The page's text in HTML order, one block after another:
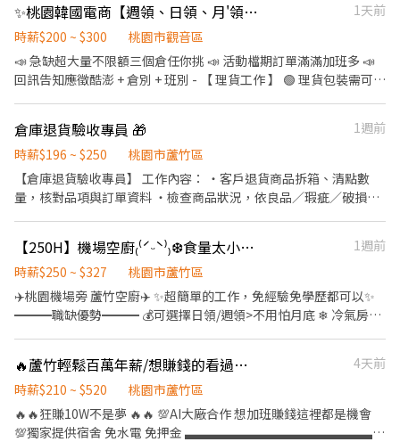
津貼加碼250~600💸 🕒 上班時段 ▪ 早班：08:00 - 17:00｜時薪
$210 ▪ 晚班：18:00 - 03:00｜時薪 $240 地址: 桃1📍桃園市大園區
建國路 桃3📍桃園市大園區中山南路 桃4📍桃園市觀音區玉林路一段
桃5📍桃園市觀音區寶倉街 桃6📍桃園市大園區航翔路 RC8📍桃園市
楊梅區環東路 桃9📍桃園市大園區建國路 桃17📍桃園市大園區開和
路 ━━━━━━━━━━━━━━━━━━━━━ ❤️𝑳𝒊𝒏𝒆 𝑰𝑫：
【@317tpzqd】明熙-Blue專員 加入後請留下您的姓名+電話+職缺
⭕️免費諮詢 ❌無收取仲介費
練） 📅 休假制度 排休制，每月 8–10 天 🎁 工作福利 1.免費供餐 2.
廠區配備大電風扇，環境不悶熱 3.多條免費交通車路線，通勤免煩
惱 📲 應徵方式 加 官方ID ➜ @446nvivi ☎ 聯絡人：艾瑞克 0968-
932-939 📩 報名格式：【姓名＋電話＋職缺截圖】
✨桃園韓國電商【週領、日領、月'領、現金、匯款】【假日班皆有】交通車🩷
1天前
時薪$200 ~ $300
桃園市觀音區
📣 急缺超大量不限額三個倉任你挑 📣 活動檔期訂單滿滿加班多 📣
回訊告知應徵酷澎 + 倉別 + 班別 - 【 理貨工作 】 🟢 理貨包裝需可接
https://reurl.cc/rErN4Z ) 🟢【 臨時工 】任何倉都沒有提供交通車
服務 - 【 上班地點 】 🔔 桃園 1 倉 : 大園建國路 (5F) ( 周休、假日早
班 ) 🔔 桃園 3 倉 : 大園中山南路 ( 假日班 ) 🔔 桃園 4 倉 : 觀音區玉林
路 🔔 桃園 5 倉：觀音寶倉街 ( 可周休、假日班 ) 🔔 桃園 6 倉：大園
倉樓下) 🔔 桃園 17 倉：大園區開和路 ( 限排休 ) 🔔 桃園 RC8：楊梅
區環東路 (4'F) ( 後面有寫缺長派才有缺，沒標註的都是無缺額 ) - ((
堆高機需有證照及回訓證明 )) - 【 休假方式 】 周一至周日排休，一
個月排休 8 ~ 10 天，單位報到當天由主管分配 - 【 工作時間 】 早班
08 : 00 - 17 : 00 排休 $ 210 周休 $ 200 晚班 18 : 00 - 03 : 00 排休 $
240 周休 $ 230 ( 假日班固定上六日 ) - ♦️ 用餐：免費供餐 ♦️ 冰箱、
微波爐、外出用餐、有上鎖置物櫃 - ▶ —————【應徵方式】
————— ◀ ⭐ 點選立即應徵或線上詢問此職缺 ⭐ 也可以加賴官方詢
問 ⭐ 官方帳號 : https://lin.ee/jVYoe5J ★ 加入後請幫我留姓名 / 電
話 / 截圖職缺文 ★
倉庫退貨驗收專員 🎁
1週前
時薪$196 ~ $250
桃園市蘆竹區
【倉庫退貨驗收專員】 工作內容： ・客戶退貨商品拆箱、清點數
量，核對品項與訂單資料 ・檢查商品狀況，依良品／瑕疵／破損分
職有人帶訓，新手可放心應徵 ・個性細心、有耐心，能配合久站、
搬運貨物 ・會基本手機及電腦操作 ・有倉儲、超商、超市理貨經驗
者優先
【250H】機場空廚₍⁽ˊᵕˋ⁾₎❆食量太小別來🙋‍♀️24H免費供餐冷氣房 多種班別
1週前
時薪$250 ~ $327
桃園市蘆竹區
✈️桃園機場旁 蘆竹空廚✈️ ✨超簡單的工作，免經驗免學歷都可以✨
━━━職缺優勢━━━ 💰可選擇日領/週領>不用怕月底 ❄ 冷氣房>
地點： 桃園市蘆竹區海山路 ✈️ 工作內容： ▸冷熱配：製作冷食OR熱
食，擺放到餐盒裡面 ▸排餐：將包裝好的食物組裝成套餐 冷食熱食
一放、餐盒一蓋 基本上就是讓飛機餐順利出社會~ 📅 休假制度： 排
休制 月休8-11天 ⏰ 上班時間： ☀️07:00-15:30 ☀️08:00-16:30 ☀️
🔥蘆竹輕鬆百萬年薪/想賺錢的看過來/免費供餐/免費交通車🔥
4天前
時薪$210 ~ $520
桃園市蘆竹區
🔥🔥狂賺10W不是夢 🔥🔥 💯AI大廠合作 想加班賺錢這裡都是機會
💯獨家提供宿舍 免水電 免押金 ▃▃▃▃▃▃▃▃▃▃▃▃▃▃▃▃